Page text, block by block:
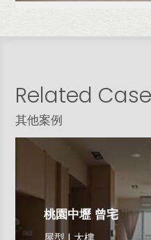
Related
其他案例
桃園中壢 曾宅